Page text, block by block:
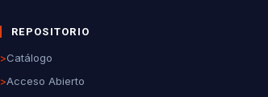
REPOSITORIO
>Catálogo
>Acceso Abierto